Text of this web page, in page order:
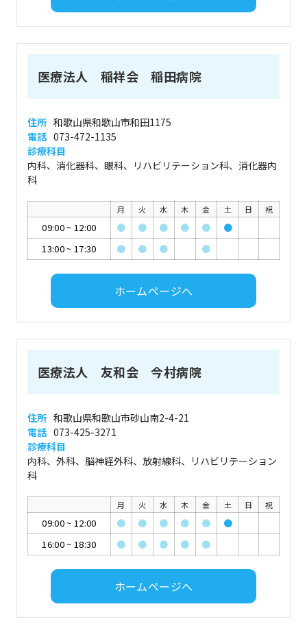
医療法人 稲祥会 稲田病院
住所 和歌山県和歌山市和田1175
電話 073-472-1135
診療科目
内科、消化器科、眼科、リハビリテーション科、消化器内
科
月 火 水 木 金 土 日 祝
09:00~ 12:00 ● ● ● ● ●
●
13:00~ 17:30 ● ● ● ●
ホームページへ
医療法人 友和会 今村病院
住所 和歌山県和歌山市砂山南2-4-21
電話 073-425-3271
診療科目
内科、外科、脳神経外科、放射線科、リハビリテーション
科
月 火 水 木 金 土 日 祝
09:00~ 12:00 ● ● ● ● ●
●
16:00~ 18:30 ● ● ● ● ●
ホームページへ